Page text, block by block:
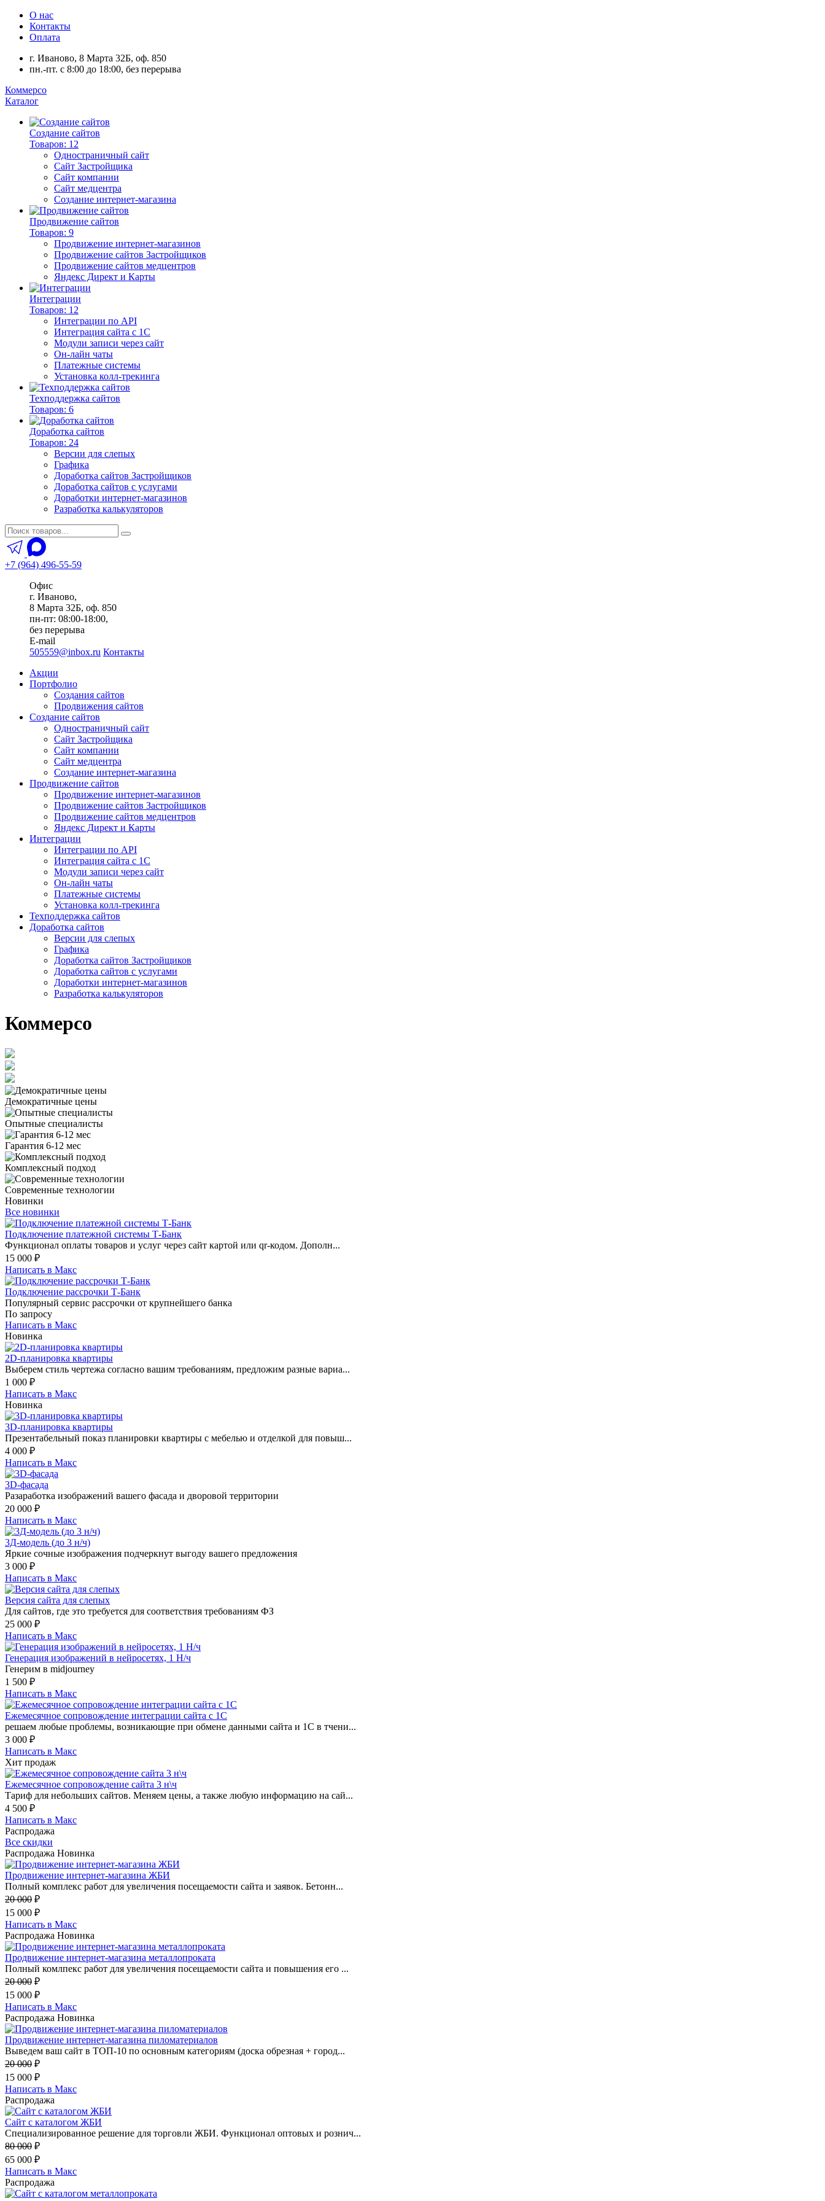
О нас
Контакты
Оплата
г. Иваново, 8 Марта 32Б, оф. 850
пн.-пт. с 8:00 до 18:00, без перерыва
Коммерсо
Каталог
Создание сайтов
Товаров: 12
Одностраничный сайт
Сайт Застройщика
Сайт компании
Сайт медцентра
Создание интернет-магазина
Продвижение сайтов
Товаров: 9
Продвижение интернет-магазинов
Продвижение сайтов Застройщиков
Продвижение сайтов медцентров
Яндекс Директ и Карты
Интеграции
Товаров: 12
Интеграции по API
Интеграция сайта с 1С
Модули записи через сайт
Он-лайн чаты
Платежные системы
Установка колл-трекинга
Техподдержка сайтов
Товаров: 6
Доработка сайтов
Товаров: 24
Версии для слепых
Графика
Доработка сайтов Застройщиков
Доработка сайтов с услугами
Доработки интернет-магазинов
Разработка калькуляторов
+7 (964) 496-55-59
Офис
г. Иваново,
8 Марта 32Б, оф. 850
пн-пт: 08:00-18:00,
без перерыва
E-mail
505559@inbox.ru Контакты
Акции
Портфолио
Создания сайтов
Продвижения сайтов
Создание сайтов
Одностраничный сайт
Сайт Застройщика
Сайт компании
Сайт медцентра
Создание интернет-магазина
Продвижение сайтов
Продвижение интернет-магазинов
Продвижение сайтов Застройщиков
Продвижение сайтов медцентров
Яндекс Директ и Карты
Интеграции
Интеграции по API
Интеграция сайта с 1С
Модули записи через сайт
Он-лайн чаты
Платежные системы
Установка колл-трекинга
Техподдержка сайтов
Доработка сайтов
Версии для слепых
Графика
Доработка сайтов Застройщиков
Доработка сайтов с услугами
Доработки интернет-магазинов
Разработка калькуляторов
Коммерсо
Демократичные цены
Опытные специалисты
Гарантия 6-12 мес
Комплексный подход
Современные технологии
Новинки
Все новинки
Подключение платежной системы Т-Банк
Функционал оплаты товаров и услуг через сайт картой или qr-кодом. Дополн...
15 000 ₽
Написать в Макс
Подключение рассрочки Т-Банк
Популярный сервис рассрочки от крупнейшего банка
По запросу
Написать в Макс
Новинка
2D-планировка квартиры
Выберем стиль чертежа согласно вашим требованиям, предложим разные вариа...
1 000 ₽
Написать в Макс
Новинка
3D-планировка квартиры
Презентабельный показ планировки квартиры с мебелью и отделкой для повыш...
4 000 ₽
Написать в Макс
3D-фасада
Разаработка изображений вашего фасада и дворовой территории
20 000 ₽
Написать в Макс
3Д-модель (до 3 н/ч)
Яркие сочные изображения подчеркнут выгоду вашего предложения
3 000 ₽
Написать в Макс
Версия сайта для слепых
Для сайтов, где это требуется для соответствия требованиям ФЗ
25 000 ₽
Написать в Макс
Генерация изображений в нейросетях, 1 Н/ч
Генерим в midjourney
1 500 ₽
Написать в Макс
Ежемесячное сопровождение интеграции сайта с 1С
решаем любые проблемы, возникающие при обмене данными сайта и 1С в тчени...
3 000 ₽
Написать в Макс
Хит продаж
Ежемесячное сопровождение сайта 3 н\ч
Тариф для небольших сайтов. Меняем цены, а также любую информацию на сай...
4 500 ₽
Написать в Макс
Распродажа
Все скидки
Распродажа Новинка
Продвижение интернет-магазина ЖБИ
Полный комплекс работ для увеличения посещаемости сайта и заявок. Бетонн...
20 000 ₽
15 000 ₽
Написать в Макс
Распродажа Новинка
Продвижение интернет-магазина металлопроката
Полный комлпекс работ для увеличения посещаемости сайта и повышения его ...
20 000 ₽
15 000 ₽
Написать в Макс
Распродажа Новинка
Продвижение интернет-магазина пиломатериалов
Выведем ваш сайт в ТОП-10 по основным категориям (доска обрезная + город...
20 000 ₽
15 000 ₽
Написать в Макс
Распродажа
Сайт с каталогом ЖБИ
Специализированное решение для торговли ЖБИ. Функционал оптовых и рознич...
80 000 ₽
65 000 ₽
Написать в Макс
Распродажа